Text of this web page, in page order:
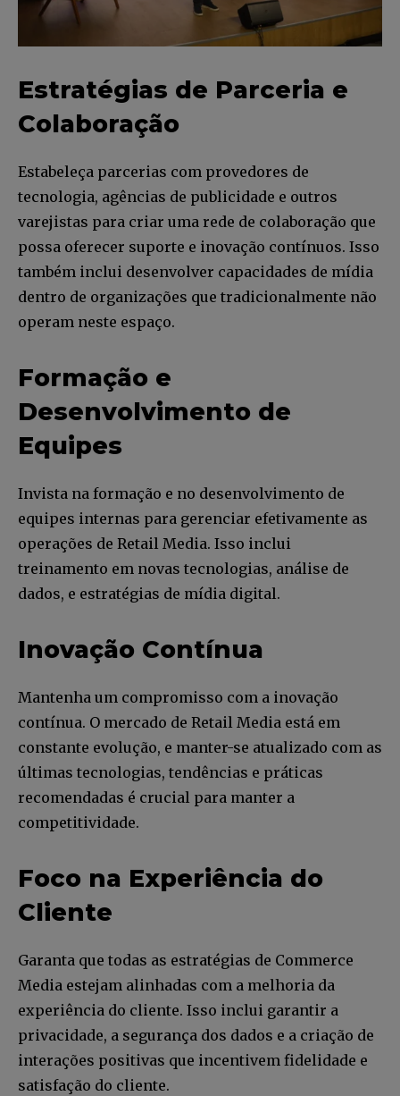
Faça parte da Comunidade
Retail Media News assinando
nossa newsletter.
Seja um assinante e desfrute de leitura ilimitada de artigos e
tenha acesso a conteúdos exclusivos.
INSCREVA-SE
Estratégias de Parceria e
Colaboração
Estabeleça parcerias com provedores de
tecnologia, agências de publicidade e outros
varejistas para criar uma rede de colaboração que
possa oferecer suporte e inovação contínuos. Isso
também inclui desenvolver capacidades de mídia
dentro de organizações que tradicionalmente não
operam neste espaço.
Formação e
Desenvolvimento de
Equipes
Invista na formação e no desenvolvimento de
equipes internas para gerenciar efetivamente as
operações de Retail Media. Isso inclui
treinamento em novas tecnologias, análise de
dados, e estratégias de mídia digital.
Inovação Contínua
Mantenha um compromisso com a inovação
contínua. O mercado de Retail Media está em
constante evolução, e manter-se atualizado com as
últimas tecnologias, tendências e práticas
recomendadas é crucial para manter a
competitividade.
Foco na Experiência do
Cliente
Garanta que todas as estratégias de Commerce
Media estejam alinhadas com a melhoria da
experiência do cliente. Isso inclui garantir a
privacidade, a segurança dos dados e a criação de
interações positivas que incentivem fidelidade e
satisfação do cliente.